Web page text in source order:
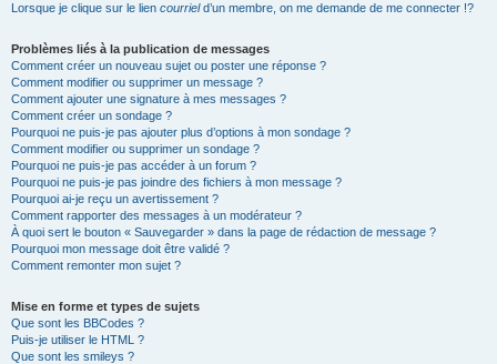
Lorsque je clique sur le lien courrield’un membre, on me demande de me connecter !?
Problèmes liés à la publication de messages
Comment créer un nouveau sujet ou poster une réponse ?
Comment modifier ou supprimer un message ?
Comment ajouter une signature à mes messages ?
Comment créer un sondage ?
Pourquoi ne puis-je pas ajouter plus d’options à mon sondage ?
Comment modifier ou supprimer un sondage ?
Pourquoi ne puis-je pas accéder à un forum ?
Pourquoi ne puis-je pas joindre des fichiers à mon message ?
Pourquoi ai-je reçu un avertissement ?
Comment rapporter des messages à un modérateur ?
À quoi sert le bouton « Sauvegarder » dans la page de rédaction de message ?
Pourquoi mon message doit être validé ?
Comment remonter mon sujet ?
Mise en forme et types de sujets
Que sont les BBCodes ?
Puis-je utiliser le HTML ?
Que sont les smileys ?